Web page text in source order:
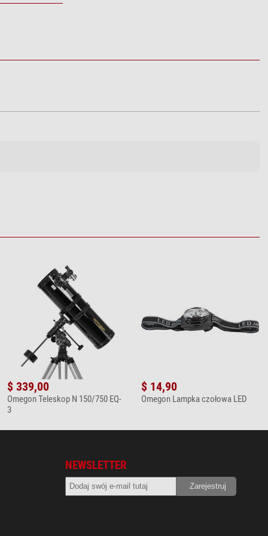
$ 339,00
Omegon Teleskop N 150/750 EQ-
3
$ 14,90
Omegon Lampka czołowa LED
NEWSLETTER